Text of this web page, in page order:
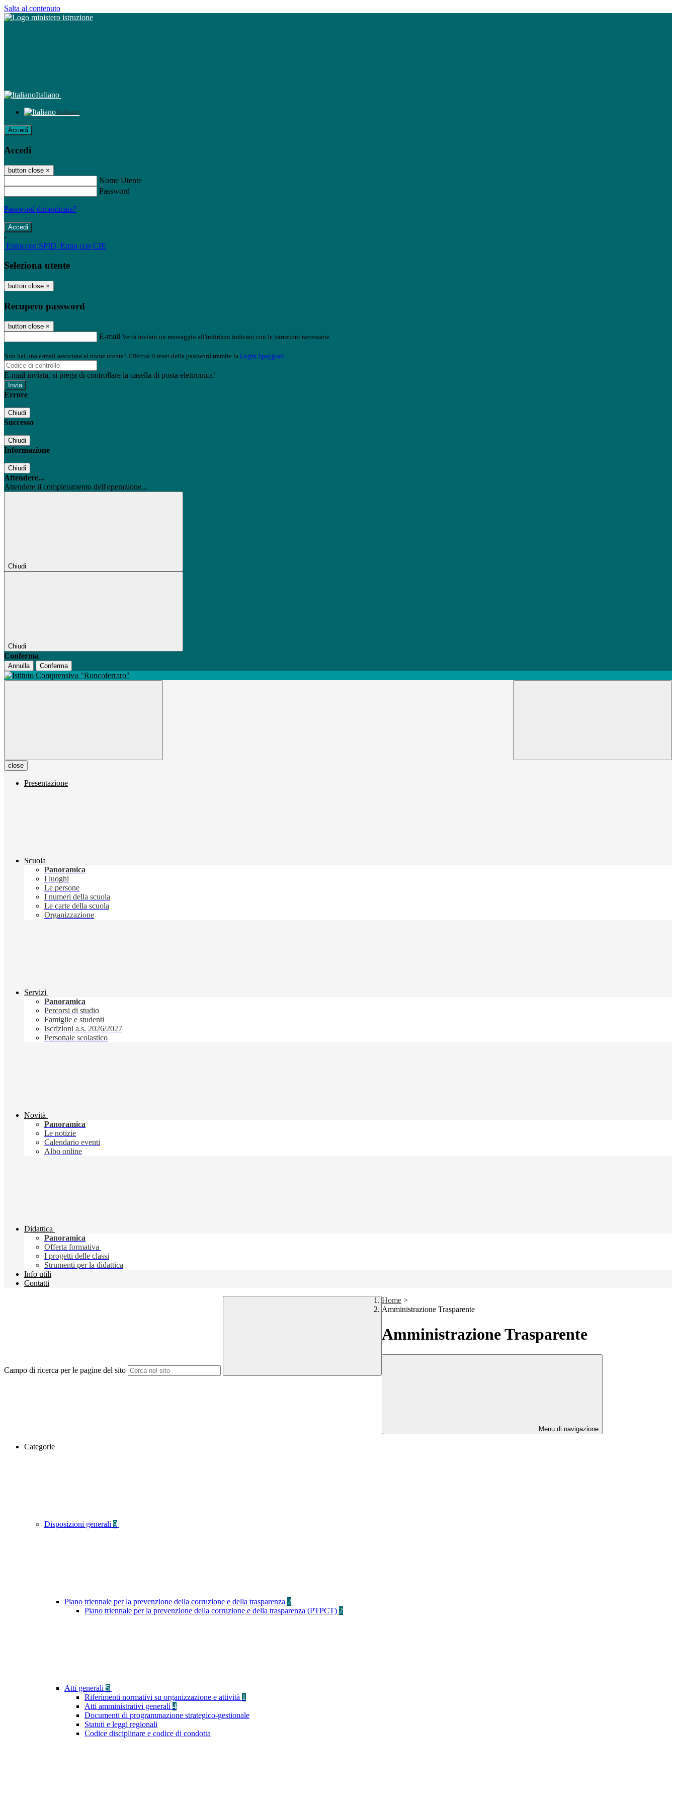
Salta al contenuto
Italiano
Italiano
Accedi
Accedi
button close ×
Nome Utente
Password
Password dimenticata?
-
Entra con SPID Entra con CIE
Seleziona utente
button close ×
Recupero password
button close ×
E-mail Verrà inviato un messaggio all'indirizzo indicato con le istruzioni necessarie.
Non hai una e-mail associata al nome utente? Effettua il reset della password tramite la Login Spaggiari
E-mail inviata, si prega di controllare la casella di posta elettronica!
Errore
Chiudi
Successo
Chiudi
Informazione
Chiudi
Attendere...
Attendere il completamento dell'operazione...
Chiudi
Chiudi
Conferma
Annulla Conferma
close
Presentazione
Scuola
Panoramica
I luoghi
Le persone
I numeri della scuola
Le carte della scuola
Organizzazione
Servizi
Panoramica
Percorsi di studio
Famiglie e studenti
Iscrizioni a.s. 2026/2027
Personale scolastico
Novità
Panoramica
Le notizie
Calendario eventi
Albo online
Didattica
Panoramica
Offerta formativa
I progetti delle classi
Strumenti per la didattica
Info utili
Contatti
Campo di ricerca per le pagine del sito
Home >
Amministrazione Trasparente
Amministrazione Trasparente
Menu di navigazione
Categorie
Disposizioni generali 9
Piano triennale per la prevenzione della corruzione e della trasparenza 2
Piano triennale per la prevenzione della corruzione e della trasparenza (PTPCT) 2
Atti generali 5
Riferimenti normativi su organizzazione e attività 1
Atti amministrativi generali 4
Documenti di programmazione strategico-gestionale
Statuti e leggi regionali
Codice disciplinare e codice di condotta